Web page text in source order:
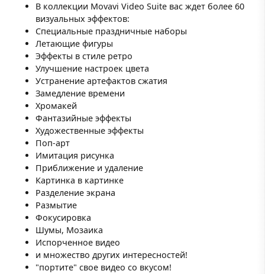
В коллекции Movavi Video Suite вас ждет более 60
визуальных эффектов:
Специальные праздничные наборы
Летающие фигуры
Эффекты в стиле ретро
Улучшение настроек цвета
Устранение артефактов сжатия
Замедление времени
Хромакей
Фантазийные эффекты
Художественные эффекты
Поп-арт
Имитация рисунка
Приближение и удаление
Картинка в картинке
Разделение экрана
Размытие
Фокусировка
Шумы, Мозаика
Испорченное видео
и множество других интересностей!
"портите" свое видео со вкусом!